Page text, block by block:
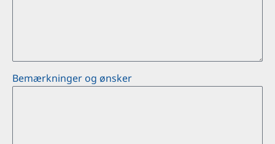
Bemærkninger og ønsker